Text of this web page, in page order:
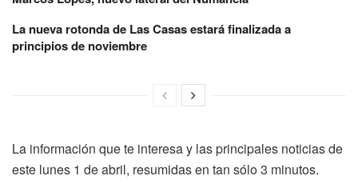
La nueva rotonda de Las Casas estará finalizada a
principios de noviembre
La información que te interesa y las principales noticias de
este lunes 1 de abril, resumidas en tan sólo 3 minutos.